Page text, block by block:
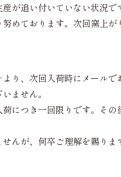
が追い付いていない状況で
めております。次回窯上が
り、次回入荷時にメールで
ません。
につき一回限りです。そ
んが、何卒ご理解を賜りま